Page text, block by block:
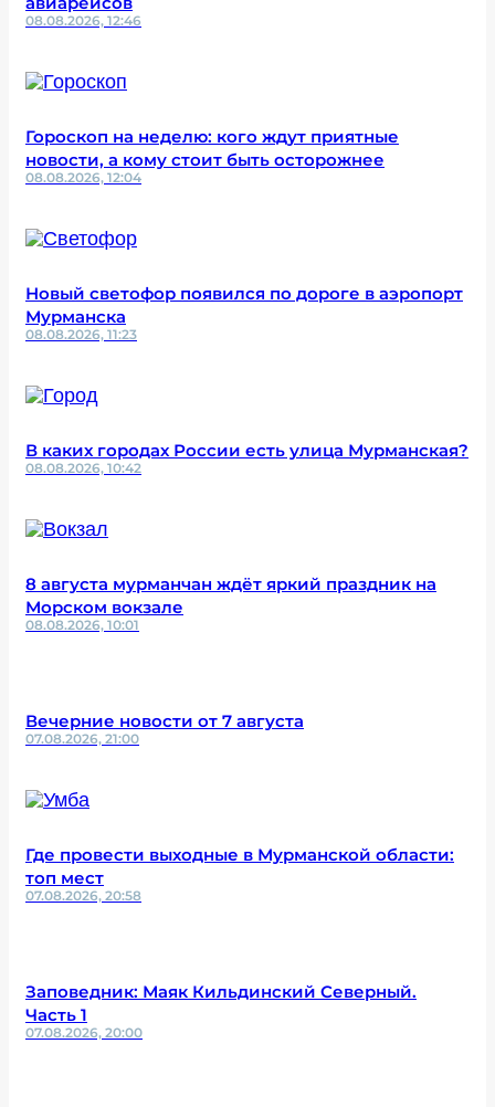
08.08.2026, 12:46
Гороскоп на неделю: кого ждут приятные
новости, а кому стоит быть осторожнее
08.08.2026, 12:04
Новый светофор появился по дороге в аэропорт
Мурманска
08.08.2026, 11:23
В каких городах России есть улица Мурманская?
08.08.2026, 10:42
8 августа мурманчан ждёт яркий праздник на
Морском вокзале
08.08.2026, 10:01
Вечерние новости от 7 августа
07.08.2026, 21:00
Где провести выходные в Мурманской области:
топ мест
07.08.2026, 20:58
Заповедник: Маяк Кильдинский Северный.
Часть 1
07.08.2026, 20:00